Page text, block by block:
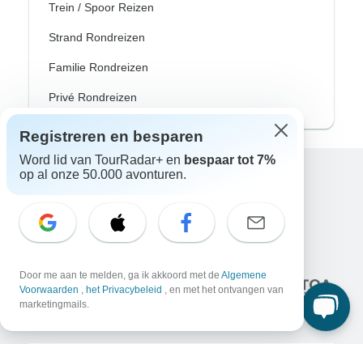
Trein / Spoor Reizen
Strand Rondreizen
Familie Rondreizen
Privé Rondreizen
Registreren en besparen
Word lid van TourRadar+ en bespaar tot 7%
op al onze 50.000 avonturen.
Door me aan te melden, ga ik akkoord met de Algemene
Voorwaarden , het Privacybeleid , en met het ontvangen van
marketingmails.